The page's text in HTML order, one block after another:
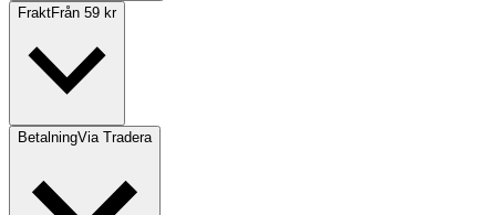
FraktFrån 59 kr
BetalningVia Tradera